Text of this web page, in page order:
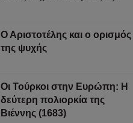
Ο Αριστοτέλης και ο ορισμός
της ψυχής
Οι Τούρκοι στην Ευρώπη: Η
δεύτερη πολιορκία της
Βιέννης (1683)